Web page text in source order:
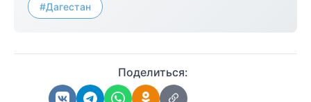
#Дагестан
Поделиться: